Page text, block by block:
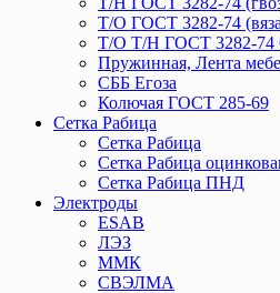
Т/О ГОСТ 3282-74
Т/О Т/Н ГОСТ 3282-74
Пружинная, Лента
СББ Егоза
Колючая ГОСТ 285-69
Сетка Рабица
Сетка Рабица
Сетка Рабица
Сетка Рабица ПНД
Электроды
ESAB
ЛЭЗ
ММК
СВЭЛМА